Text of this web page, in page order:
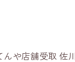
んや店舗受取 佐